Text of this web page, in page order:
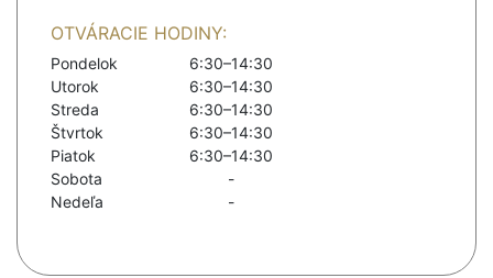
OTVÁRACIE HODINY:
Pondelok
6:30–14:30
Utorok
6:30–14:30
Streda
6:30–14:30
Štvrtok
6:30–14:30
Piatok
6:30–14:30
Sobota
-
Nedeľa
-